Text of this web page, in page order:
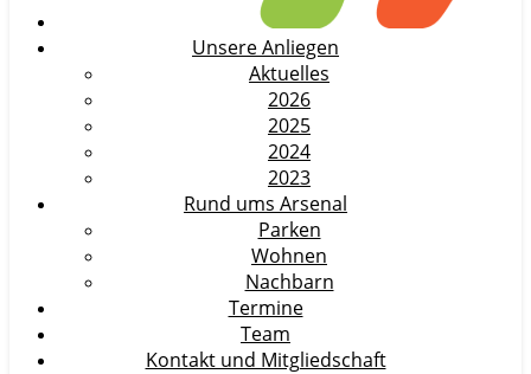
Unsere Anliegen
Aktuelles
2026
2025
2024
2023
Rund ums Arsenal
Parken
Wohnen
Nachbarn
Termine
Team
Kontakt und Mitgliedschaft